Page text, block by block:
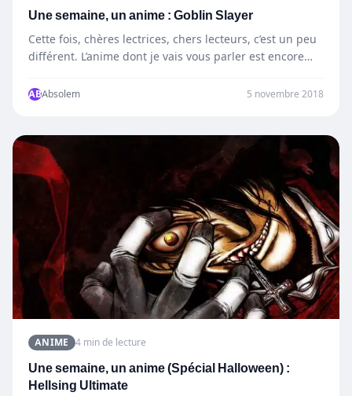
Une semaine, un anime : Goblin Slayer
Cette fois, chères lectrices, chers lecteurs, c’est un peu
différent. L’anime dont je vais vous parler est encore…
ABAbsolem 5 novembre 2018
ANIME 4 min de lecture
Une semaine, un anime (Spécial Halloween) :
Hellsing Ultimate